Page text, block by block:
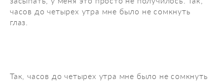
часов до четырех утра мне было не сомкнуть
глаз.
Так, часов до четырех утра мне было не сомкнуть